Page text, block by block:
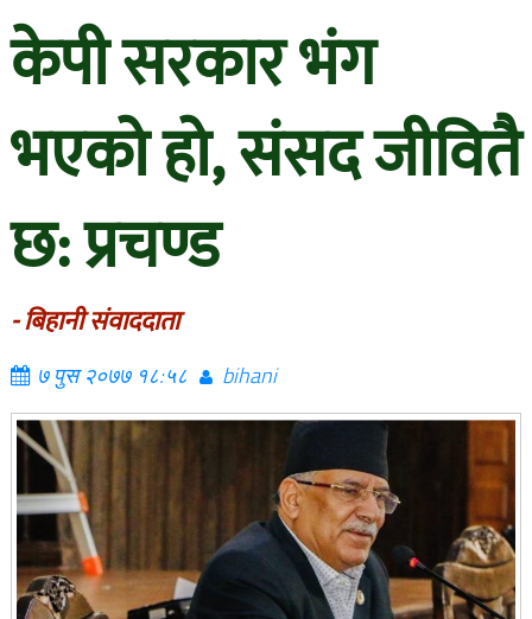
केपी सरकार भंग
भएको हो, संसद जीवितै
छ: प्रचण्ड
- बिहानी संवाददाता
७ पुस २०७७ १८:५८ bihani